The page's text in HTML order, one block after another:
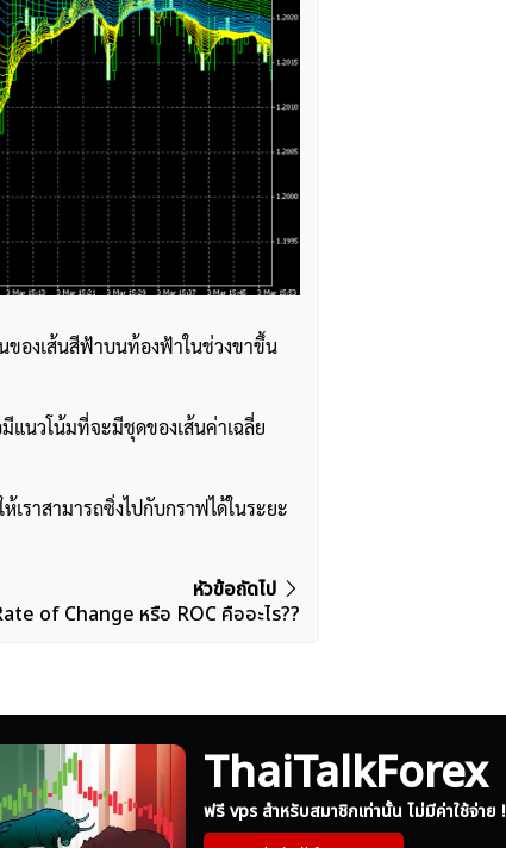
ของเส้นสีฟ้าบนท้องฟ้าในช่วงขาขึ้น
แนวโน้มที่จะมีชุดของเส้นค่าเฉลี่ย
เราสามารถซิ่งไปกับกราฟได้ในระยะ
หัวข้อถัดไป
of Change หรือ ROC คืออะไร??
ThaiTalkForex
ฟรี vps สำหรับสมาชิกเท่านั้น ไม่มีค่าใช้จ่าย !